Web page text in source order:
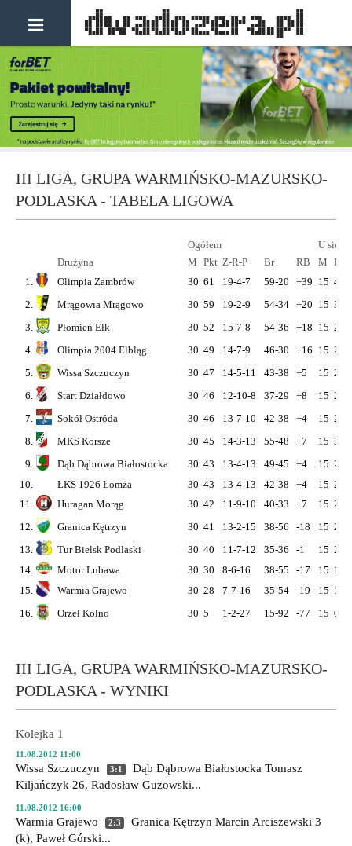
III LIGA, GRUPA WARMIŃSKO-MAZURSKO-
PODLASKA - TABELA LIGOWA
Ogółem
U siebie
Drużyna
M Pkt Z-R-P Br RB M Pkt
1.
Olimpia Zambrów 30 61 19-4-7 59-20 +39 15 40
2.
Mrągowia Mrągowo 30 59 19-2-9 54-34 +20 15 30
3.
Płomień Ełk 30 52 15-7-8 54-36 +18 15 27
4.
Olimpia 2004 Elbląg 30 49 14-7-9 46-30 +16 15 26
5.
Wissa Szczuczyn 30 47 14-5-11 43-38 +5 15 26
6.
Start Działdowo 30 46 12-10-8 37-29 +8 15 26
7.
Sokół Ostróda 30 46 13-7-10 42-38 +4 15 25
8.
MKS Korsze 30 45 14-3-13 55-48 +7 15 30
9.
Dąb Dąbrowa Białostocka 30 43 13-4-13 49-45 +4 15 26
10.
ŁKS 1926 Łomża 30 43 13-4-13 42-38 +4 15 23
11.
Huragan Morąg 30 42 11-9-10 40-33 +7 15 20
12.
Granica Kętrzyn 30 41 13-2-15 38-56 -18 15 26
13.
Tur Bielsk Podlaski 30 40 11-7-12 35-36 -1 15 25
14.
Motor Lubawa 30 30 8-6-16 38-55 -17 15 12
15.
Warmia Grajewo 30 28 7-7-16 35-54 -19 15 17
16.
Orzeł Kolno 30 5 1-2-27 15-92 -77 15 0
III LIGA, GRUPA WARMIŃSKO-MAZURSKO-
PODLASKA - WYNIKI
Kolejka 1
11.08.2012 11:00
Wissa Szczuczyn 3:1 Dąb Dąbrowa Białostocka Tomasz
Kiljańczyk 26, Radosław Guzowski...
11.08.2012 16:00
Warmia Grajewo 2:3 Granica Kętrzyn Marcin Arciszewski 3
(k), Paweł Górski...